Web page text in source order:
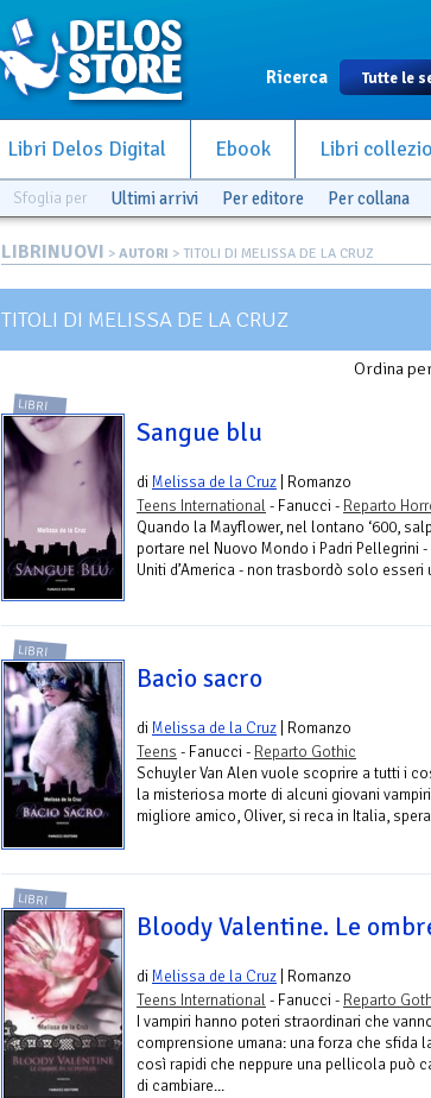
Ricerca
Libri Delos Digital Ebook Libri
Sfoglia per Ultimi arrivi Per editore Per collana
LIBRINUOVI > AUTORI > TITOLI DI MELISSA DE LA CRUZ
TITOLI DI MELISSA DE LA CRUZ
Ordina
LIBRI
Sangue blu
di Melissa de la Cruz | Romanzo
Teens International - Fanucci - Reparto
Quando la Mayflower, nel lontano ‘600,
portare nel Nuovo Mondo i Padri Pellegrini
Uniti d’America - non trasbordò solo esseri
LIBRI
Bacio sacro
di Melissa de la Cruz | Romanzo
Teens - Fanucci - Reparto Gothic
Schuyler Van Alen vuole scoprire a tutti i
la misteriosa morte di alcuni giovani
migliore amico, Oliver, si reca in Italia,
LIBRI
Bloody Valentine. Le
di Melissa de la Cruz | Romanzo
Teens International - Fanucci - Reparto
I vampiri hanno poteri straordinari che
comprensione umana: una forza che sfida
così rapidi che neppure una pellicola può
di cambiare...